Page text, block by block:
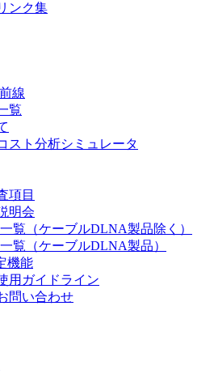
ンク集
線
覧
スト分析シミュレータ
項目
明会
覧（ケーブルDLNA製品除く）
覧（ケーブルDLNA製品）
機能
用ガイドライン
問い合わせ